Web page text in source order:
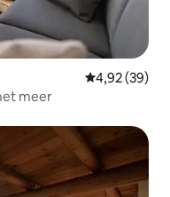
Gemiddelde
4,92 (39)
meer